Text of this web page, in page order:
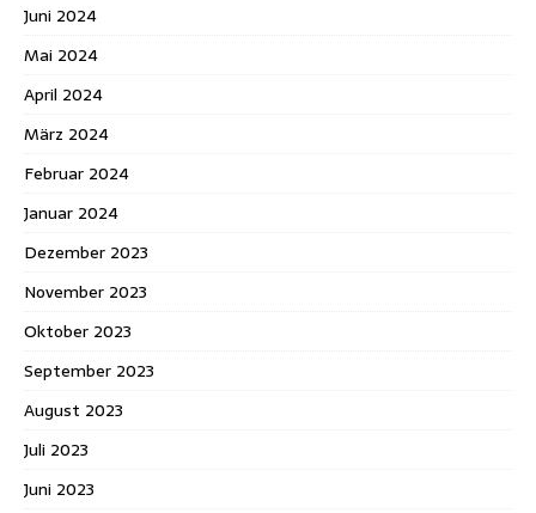
Juni 2024
Mai 2024
April 2024
März 2024
Februar 2024
Januar 2024
Dezember 2023
November 2023
Oktober 2023
September 2023
August 2023
Juli 2023
Juni 2023